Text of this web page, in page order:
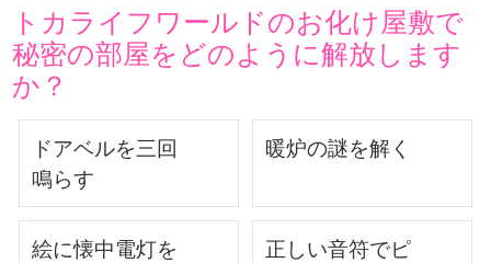
トカライフワールドのお化け屋敷で
秘密の部屋をどのように解放します
か？
ドアベルを三回
鳴らす
暖炉の謎を解く
絵に懐中電灯を
正しい音符でピ